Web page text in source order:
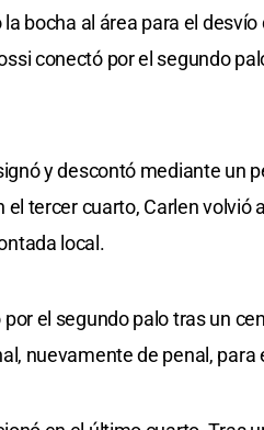
bocha al área para el
conectó por el segundo
y descontó mediante un
el tercer cuarto, Carlen volvió
local.
el segundo palo tras un
nuevamente de penal, para